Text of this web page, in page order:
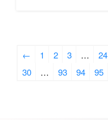
← 1 2 3 … 24
30
… 93 94 95